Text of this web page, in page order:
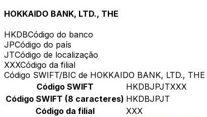
HOKKAIDO BANK, LTD., THE
HKDBCódigo do banco
JPCódigo do país
JTCódigo de localização
XXXCódigo da filial
Código SWIFT/BIC de HOKKAIDO BANK, LTD., THE
Código SWIFT
HKDBJPJTXXX
Código SWIFT (8 caracteres) HKDBJPJT
Código da filial
XXX